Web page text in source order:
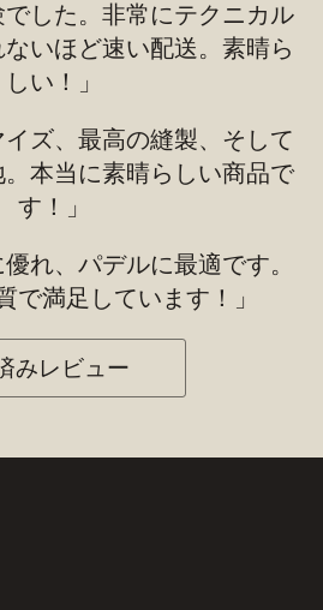
でした。非常にテクニカル
いほど速い配送。素晴ら
しい！」
イズ、最高の縫製、そして
本当に素晴らしい商品で
す！」
優れ、パデルに最適です。
で満足しています！」
みレビュー